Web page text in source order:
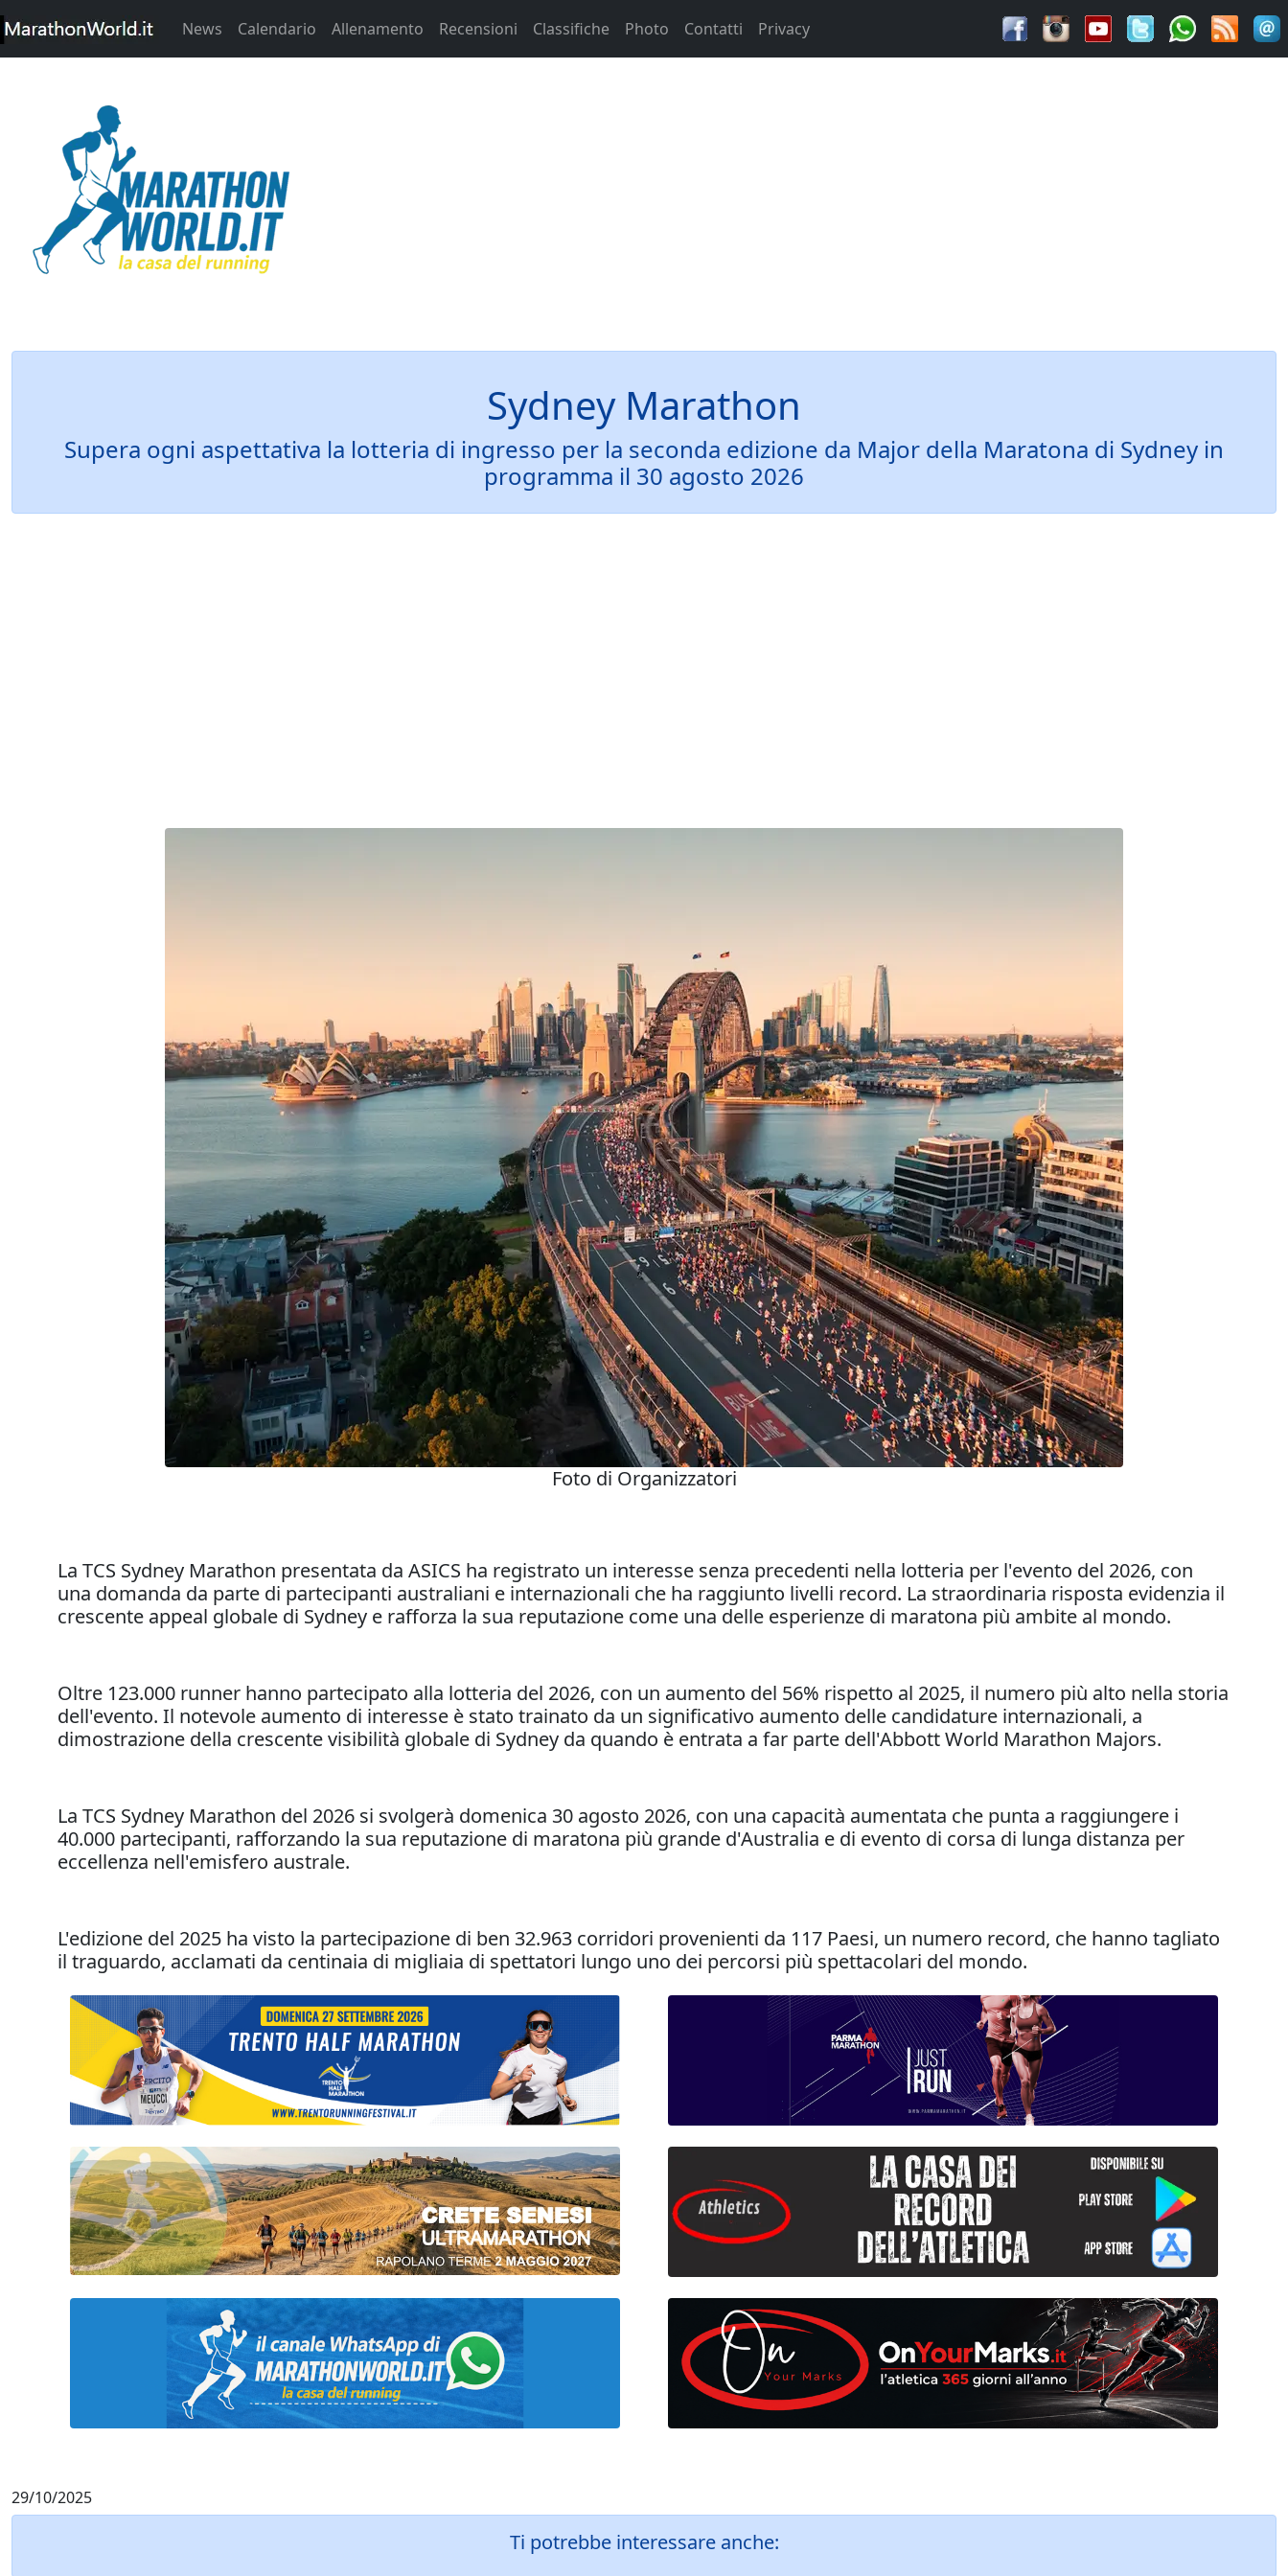
News Calendario Allenamento Recensioni Classifiche Photo Contatti Privacy
Sydney Marathon
Supera ogni aspettativa la lotteria di ingresso per la seconda edizione da Major della Maratona di Sydney in
programma il 30 agosto 2026
Foto di Organizzatori
La TCS Sydney Marathon presentata da ASICS ha registrato un interesse senza precedenti nella lotteria per l'evento del 2026, con
una domanda da parte di partecipanti australiani e internazionali che ha raggiunto livelli record. La straordinaria risposta evidenzia il
crescente appeal globale di Sydney e rafforza la sua reputazione come una delle esperienze di maratona più ambite al mondo.
Oltre 123.000 runner hanno partecipato alla lotteria del 2026, con un aumento del 56% rispetto al 2025, il numero più alto nella storia
dell'evento. Il notevole aumento di interesse è stato trainato da un significativo aumento delle candidature internazionali, a
dimostrazione della crescente visibilità globale di Sydney da quando è entrata a far parte dell'Abbott World Marathon Majors.
La TCS Sydney Marathon del 2026 si svolgerà domenica 30 agosto 2026, con una capacità aumentata che punta a raggiungere i
40.000 partecipanti, rafforzando la sua reputazione di maratona più grande d'Australia e di evento di corsa di lunga distanza per
eccellenza nell'emisfero australe.
L'edizione del 2025 ha visto la partecipazione di ben 32.963 corridori provenienti da 117 Paesi, un numero record, che hanno tagliato
il traguardo, acclamati da centinaia di migliaia di spettatori lungo uno dei percorsi più spettacolari del mondo.
29/10/2025
Ti potrebbe interessare anche: